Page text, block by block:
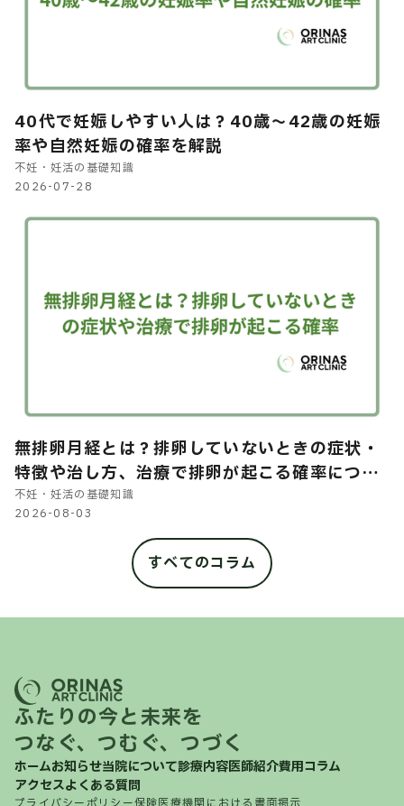
40代で妊娠しやすい人は？40歳～42歳の妊娠
率や自然妊娠の確率を解説
不妊・妊活の基礎知識
2026-07-28
無排卵月経とは？排卵していないときの症状・
特徴や治し方、治療で排卵が起こる確率につい
て解説
不妊・妊活の基礎知識
2026-08-03
すべてのコラム
ふたりの今と未来を
つなぐ、つむぐ、つづく
ホームお知らせ当院について診療内容医師紹介費用コラム
アクセスよくある質問